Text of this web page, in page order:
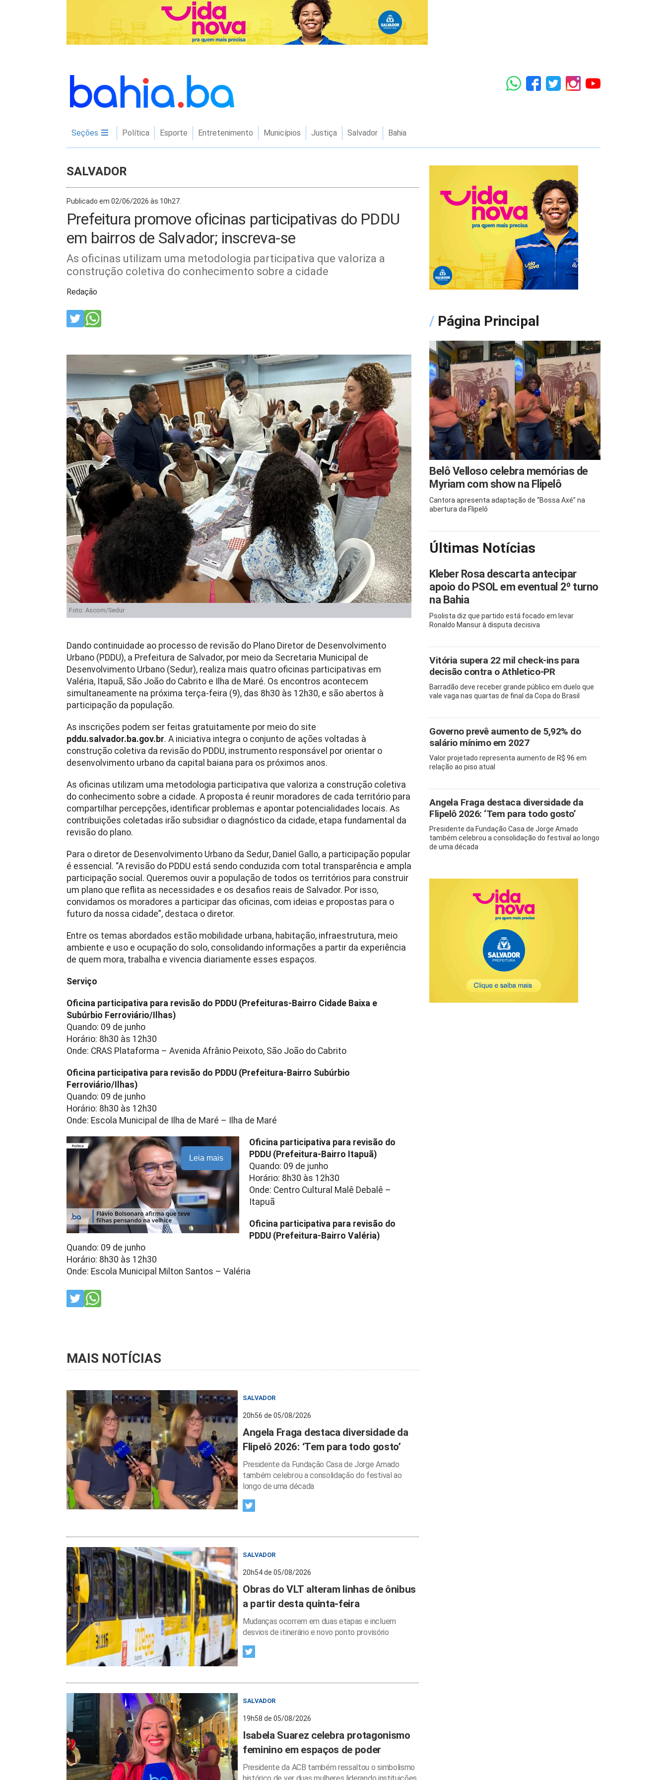
Seções Política Esporte Entretenimento Municípios Justiça Salvador Bahia
SALVADOR
Publicado em 02/06/2026 às 10h27.
Prefeitura promove oficinas participativas do PDDU
em bairros de Salvador; inscreva-se
As oficinas utilizam uma metodologia participativa que valoriza a
construção coletiva do conhecimento sobre a cidade
Redação
Foto: Ascom/Sedur
Dando continuidade ao processo de revisão do Plano Diretor de Desenvolvimento
Urbano (PDDU), a Prefeitura de Salvador, por meio da Secretaria Municipal de
Desenvolvimento Urbano (Sedur), realiza mais quatro oficinas participativas em
Valéria, Itapuã, São João do Cabrito e Ilha de Maré. Os encontros acontecem
simultaneamente na próxima terça-feira (9), das 8h30 às 12h30, e são abertos à
participação da população.
As inscrições podem ser feitas gratuitamente por meio do site
pddu.salvador.ba.gov.br. A iniciativa integra o conjunto de ações voltadas à
construção coletiva da revisão do PDDU, instrumento responsável por orientar o
desenvolvimento urbano da capital baiana para os próximos anos.
As oficinas utilizam uma metodologia participativa que valoriza a construção coletiva
do conhecimento sobre a cidade. A proposta é reunir moradores de cada território para
compartilhar percepções, identificar problemas e apontar potencialidades locais. As
contribuições coletadas irão subsidiar o diagnóstico da cidade, etapa fundamental da
revisão do plano.
Para o diretor de Desenvolvimento Urbano da Sedur, Daniel Gallo, a participação popular
é essencial. “A revisão do PDDU está sendo conduzida com total transparência e ampla
participação social. Queremos ouvir a população de todos os territórios para construir
um plano que reflita as necessidades e os desafios reais de Salvador. Por isso,
convidamos os moradores a participar das oficinas, com ideias e propostas para o
futuro da nossa cidade”, destaca o diretor.
Entre os temas abordados estão mobilidade urbana, habitação, infraestrutura, meio
ambiente e uso e ocupação do solo, consolidando informações a partir da experiência
de quem mora, trabalha e vivencia diariamente esses espaços.
Serviço
Oficina participativa para revisão do PDDU (Prefeituras-Bairro Cidade Baixa e
Subúrbio Ferroviário/Ilhas)
Quando: 09 de junho
Horário: 8h30 às 12h30
Onde: CRAS Plataforma – Avenida Afrânio Peixoto, São João do Cabrito
Oficina participativa para revisão do PDDU (Prefeitura-Bairro Subúrbio
Ferroviário/Ilhas)
Quando: 09 de junho
Horário: 8h30 às 12h30
Onde: Escola Municipal de Ilha de Maré – Ilha de Maré
Leia mais
Oficina participativa para revisão do
PDDU (Prefeitura-Bairro Itapuã)
Quando: 09 de junho
Horário: 8h30 às 12h30
Onde: Centro Cultural Malê Debalê –
Itapuã
Oficina participativa para revisão do
PDDU (Prefeitura-Bairro Valéria)
Quando: 09 de junho
Horário: 8h30 às 12h30
Onde: Escola Municipal Milton Santos – Valéria
MAIS NOTÍCIAS
SALVADOR
20h56 de 05/08/2026
Angela Fraga destaca diversidade da
Flipelô 2026: ‘Tem para todo gosto’
Presidente da Fundação Casa de Jorge Amado
também celebrou a consolidação do festival ao
longo de uma década
SALVADOR
20h54 de 05/08/2026
Obras do VLT alteram linhas de ônibus
a partir desta quinta-feira
Mudanças ocorrem em duas etapas e incluem
desvios de itinerário e novo ponto provisório
SALVADOR
19h58 de 05/08/2026
Isabela Suarez celebra protagonismo
feminino em espaços de poder
Presidente da ACB também ressaltou o simbolismo
histórico de ver duas mulheres liderando instituições
/ Página Principal
Belô Velloso celebra memórias de
Myriam com show na Flipelô
Cantora apresenta adaptação de “Bossa Axé” na
abertura da Flipelô
Últimas Notícias
Kleber Rosa descarta antecipar
apoio do PSOL em eventual 2º turno
na Bahia
Psolista diz que partido está focado em levar
Ronaldo Mansur à disputa decisiva
Vitória supera 22 mil check-ins para
decisão contra o Athletico-PR
Barradão deve receber grande público em duelo que
vale vaga nas quartas de final da Copa do Brasil
Governo prevê aumento de 5,92% do
salário mínimo em 2027
Valor projetado representa aumento de R$ 96 em
relação ao piso atual
Angela Fraga destaca diversidade da
Flipelô 2026: ‘Tem para todo gosto’
Presidente da Fundação Casa de Jorge Amado
também celebrou a consolidação do festival ao longo
de uma década